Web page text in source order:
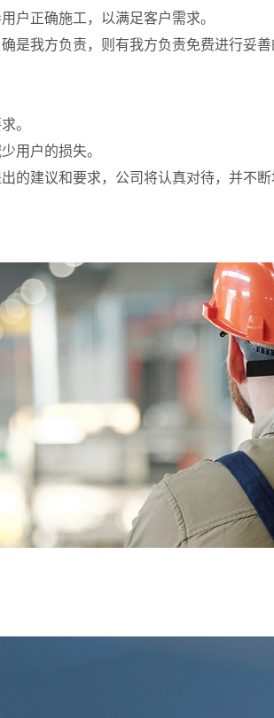
户正确施工，以满足客户需求。
是我方负责，则有我方负责免费进行妥
。
用户的损失。
的建议和要求，公司将认真对待，并不